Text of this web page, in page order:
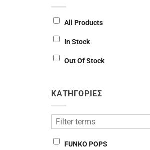
All Products
In Stock
Out Of Stock
ΚΑΤΗΓΟΡΙΕΣ
FUNKO POPS